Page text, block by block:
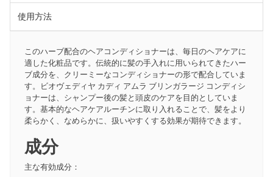
使用方法
このハーブ配合のヘアコンディショナーは、毎日のヘアケアに
適した化粧品です。伝統的に髪の手入れに用いられてきたハー
ブ成分を、クリーミーなコンディショナーの形で配合していま
す。ビオヴェディヤ カディ アムラ ブリンガラージ コンディシ
ョナーは、シャンプー後の髪と頭皮のケアを目的としていま
す。基本的なヘアケアルーチンに取り入れることで、髪をより
柔らかく、なめらかに、扱いやすくする効果が期待できます。
成分
主な有効成分：